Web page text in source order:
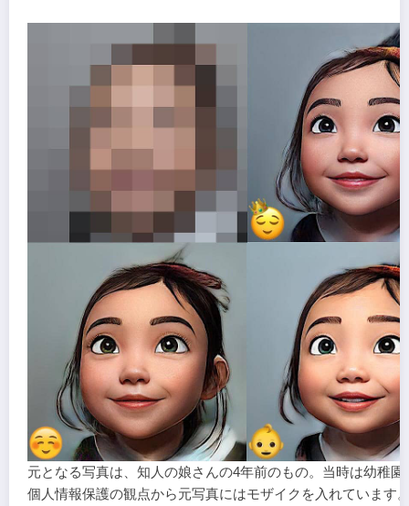
元となる写真は、知人の娘さんの4年前のもの。当時は幼稚園
個人情報保護の観点から元写真にはモザイクを入れています